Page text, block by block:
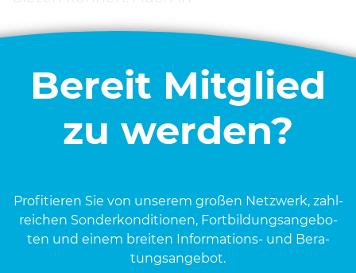
Bereit Mitglied
zu werden?
Pro­fi­tie­ren Sie von unse­rem gro­ßen Netz­werk, zahl­
rei­chen Son­der­kon­di­tio­nen, Fort­bil­dungs­an­ge­bo­
ten und einem brei­ten Infor­ma­ti­ons- und Bera­
tungs­an­ge­bot.